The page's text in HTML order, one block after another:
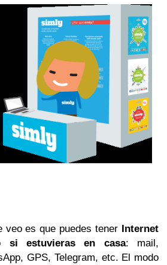
veo es que puedes tener Internet
estuvieras en casa: mail,
GPS, Telegram, etc. El modo